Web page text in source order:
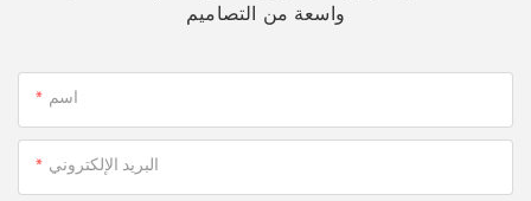
واسعة من التصاميم
اسم
البريد الإلكتروني